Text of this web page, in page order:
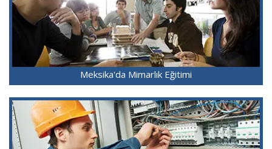
Meksika'da Mimarlık Eğitimi